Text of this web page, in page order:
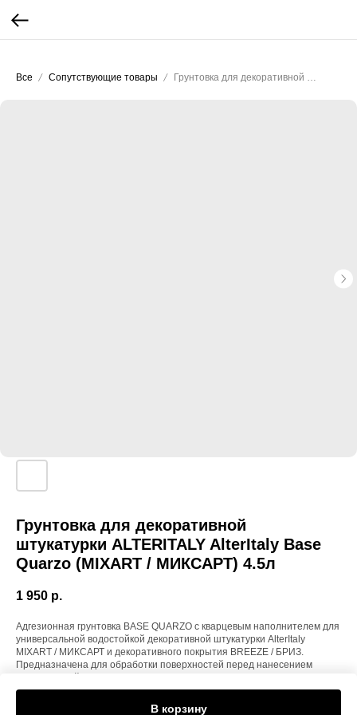
Все Сопутствующие товары
Грунтовка для декоративной
штукатурки ALTERITALY AlterItaly Base
Quarzo (MIXART / МИКСАРТ) 4.5л
1 950 р.
В корзину
Адгезионная грунтовка BASE QUARZO с кварцевым наполнителем для
универсальной водостойкой декоративной штукатурки AlterItaly
MIXART / МИКСАРТ и декоративного покрытия BREEZE / БРИЗ.
Предназначена для обработки поверхностей перед нанесением
улучшает адгезию материала к основанию.